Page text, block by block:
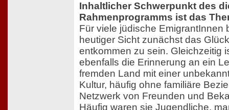
Inhaltlicher Schwerpunkt des
Rahmenprogramms ist das
Für viele jüdische EmigrantInnen
heutiger Sicht zunächst das
entkommen zu sein. Gleichzeitig
ebenfalls die Erinnerung an ein
fremden Land mit einer
Kultur, häufig ohne familiäre
Netzwerk von Freunden und
Häufig waren sie Jugendliche,